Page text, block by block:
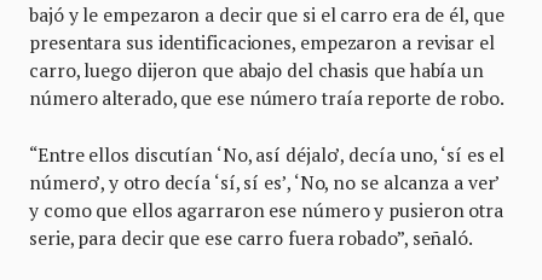
bajó y le empezaron a decir que si el carro era de él, que
presentara sus identificaciones, empezaron a revisar el
carro, luego dijeron que abajo del chasis que había un
número alterado, que ese número traía reporte de robo.
“Entre ellos discutían ‘No, así déjalo’, decía uno, ‘sí es el
número’, y otro decía ‘sí, sí es’, ‘No, no se alcanza a ver’
y como que ellos agarraron ese número y pusieron otra
serie, para decir que ese carro fuera robado”, señaló.